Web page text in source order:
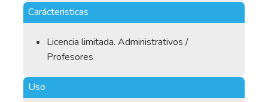
Carácteristicas
Licencia limitada. Administrativos /
Profesores
Uso